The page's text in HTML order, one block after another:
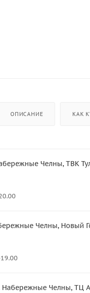
ОПИСАНИЕ КАК
Челны, ТВК
Челны, Новый
Набережные Челны, ТЦ